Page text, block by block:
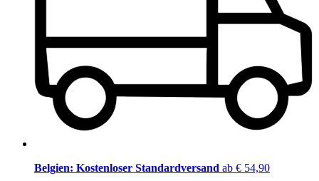
Belgien: Kostenloser Standardversand ab € 54,90